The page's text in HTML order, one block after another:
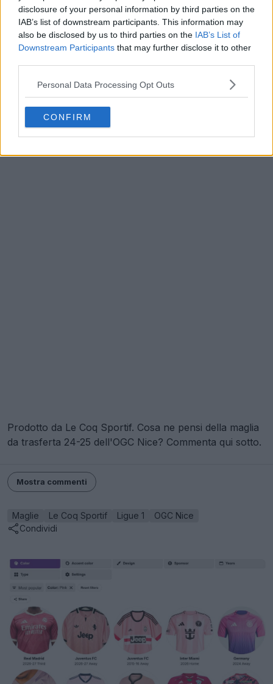
disclosure of your personal information by third parties on the
IAB’s list of downstream participants. This information may
also be disclosed by us to third parties on the IAB’s List of
Downstream Participants that may further disclose it to other
Personal Data Processing Opt Outs
CONFIRM
Prodotto da Le Coq Sportif. Cosa ne pensi della maglia
da trasferta 24-25 dell'OGC Nice? Commenta qui sotto.
Mostra commenti
Maglie Le Coq Sportif Ligue 1
OGC Nice
Condividi